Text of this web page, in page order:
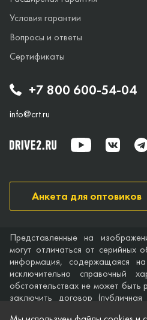
+7 800 600-54-04
info@crt.ru
Условия гарантии
Вопросы и ответы
Сертификаты
Анкета для оптовиков
Представленные на
могут отличаться от серийных
информация, содержащаяся
исключительно справочный
обстоятельствах не может быть
заключить договор